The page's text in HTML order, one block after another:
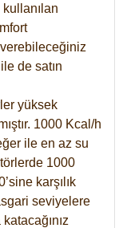
de satın
yüksek
1000 Kcal/h
ile en az su
1000
karşılık
seviyelere